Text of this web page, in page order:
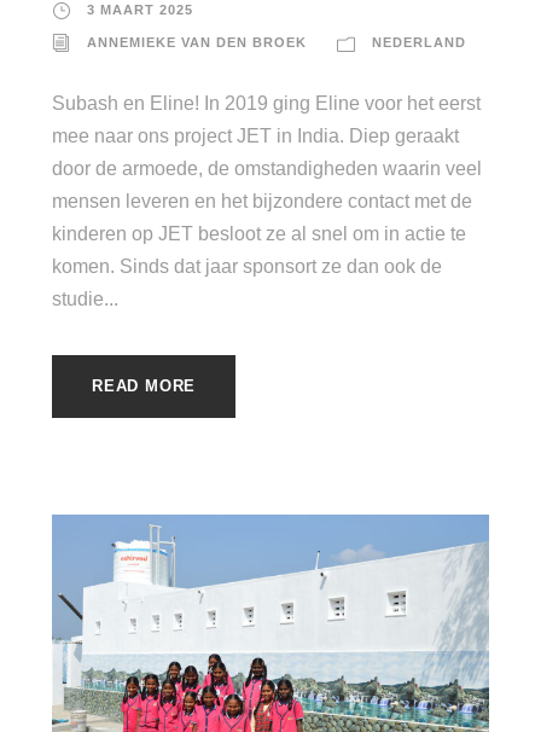
3 MAART 2025
ANNEMIEKE VAN DEN BROEK NEDERLAND
Subash en Eline! In 2019 ging Eline voor het eerst
mee naar ons project JET in India. Diep geraakt
door de armoede, de omstandigheden waarin veel
mensen leveren en het bijzondere contact met de
kinderen op JET besloot ze al snel om in actie te
komen. Sinds dat jaar sponsort ze dan ook de
studie...
READ MORE